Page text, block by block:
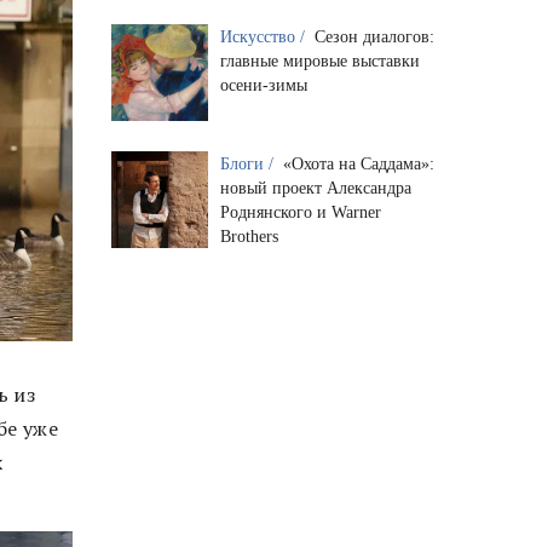
из
уже
Искусство / Сезон диалогов:
главные мировые выставки
осени-зимы
Блоги / «Охота на Саддама»:
новый проект Александра
Роднянского и Warner
Brothers